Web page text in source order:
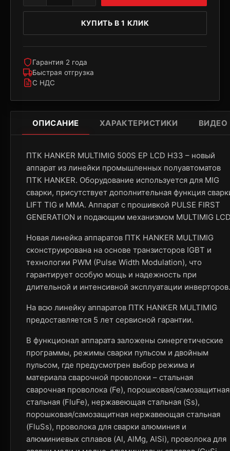
ОПИСАНИЕ ХАРАКТЕРИСТИКИ ВИДЕО
ПТК HANKER MULTIMIG 500S EP LCD H33 – новый
аппарат из линейки промышленных полуавтоматов
ПТК HANKER. Оборудование используется для MIG
сварки, присутствует дополнительная функция
LIFT TIG и MMA. Аппарат с прошивкой PULSE FIRST
GENERATION и подающим механизмом MULTIMIG
Новая линейка аппаратов ПТК HANKER MULTIMIG
сконструирована на основе транзисторов IGBT и
технологии PWM (Pulse Width Modulation), что
гарантирует особую мощь и надежность при
длительной и интенсивной эксплуатации инверторов.
На всю линейку аппаратов ПТК HANKER MULTIMIG
предоставляется 5 лет сервисной гарантии.
В функционал аппарата заложены синергетические
программы, режимы сварки пульсом и двойным
пульсом, где предусмотрен выбор режима и
материала сварочной проволоки – стальная
сварочная проволока (Fe), порошковая/самозащитная
стальная (FluFe), нержавеющая стальная (Ss),
порошковая/самозащитная нержавеющая стальная
(FluSs), проволока для сварки алюминия и
алюминиевых сплавов (Al, AlMg, AlSi), проволока для
КУПИТЬ В 1 КЛИК
Гарантия 2 года
Быстрая отгрузка
С НДС